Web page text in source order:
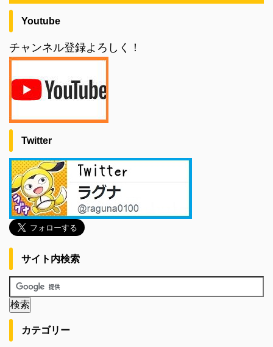
Youtube
チャンネル登録よろしく！
Twitter
サイト内検索
カテゴリー